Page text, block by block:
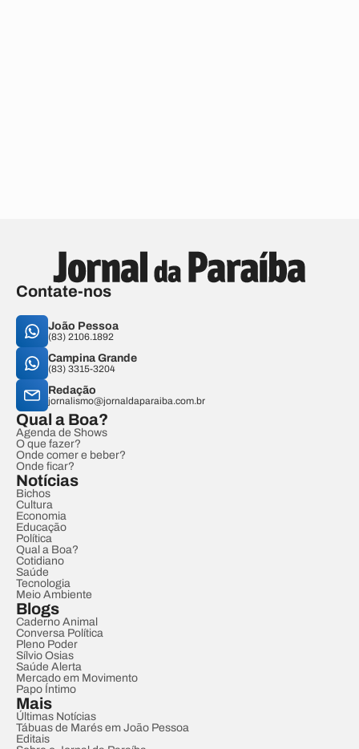
Contate-nos
João Pessoa
(83) 2106.1892
Campina Grande
(83) 3315-3204
Redação
jornalismo@jornaldaparaiba.com.br
Qual a Boa?
Agenda de Shows
O que fazer?
Onde comer e beber?
Onde ficar?
Notícias
Bichos
Cultura
Economia
Educação
Política
Qual a Boa?
Cotidiano
Saúde
Tecnologia
Meio Ambiente
Blogs
Caderno Animal
Conversa Política
Pleno Poder
Sílvio Osias
Saúde Alerta
Mercado em Movimento
Papo Íntimo
Mais
Últimas Notícias
Tábuas de Marés em João Pessoa
Editais